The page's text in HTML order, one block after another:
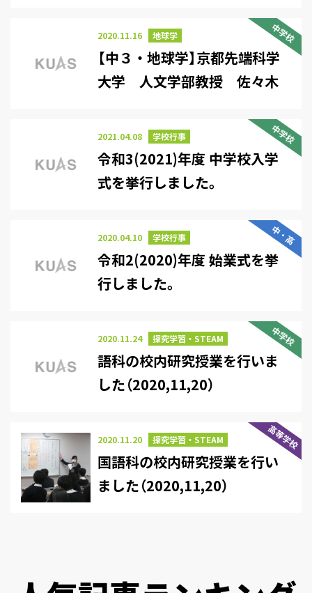
中学校
2020.11.16 地球学
【中３・地球学】京都先端科学
大学 人文学部教授 佐々木
きました（2020,11,16)
中学校
2021.04.08 学校行事
令和3(2021)年度 中学校入学
式を挙行しました。
中・高
2020.04.10 学校行事
令和2(2020)年度 始業式を挙
行しました。
中学校
2020.11.24 探究学習・STEAM
語科の校内研究授業を行いま
した（2020,11,20）
高等学校
2020.11.20 探究学習・STEAM
国語科の校内研究授業を行い
ました（2020,11,20）